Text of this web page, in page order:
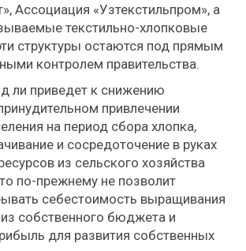
Ассоциация «Узтекстильпром», а
текстильно-хлопковые
структуры остаются под прямым
контролем правительства.
ли приведет к снижению
привлечении
на период сбора хлопка,
и сосредоточение в руках
из сельского хозяйства
по-прежнему не позволит
себестоимость выращивания
собственного бюджета и
для развития собственных